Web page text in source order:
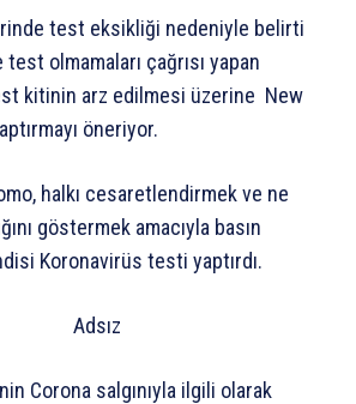
test eksikliği nedeniyle belirti
olmamaları çağrısı yapan
kitinin arz edilmesi üzerine New
öneriyor.
halkı cesaretlendirmek ve ne
göstermek amacıyla basın
Koronavirüs testi yaptırdı.
Corona salgınıyla ilgili olarak